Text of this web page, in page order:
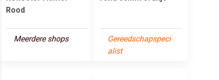
Rood
Meerdere shops
Gereedschapspeci
alist